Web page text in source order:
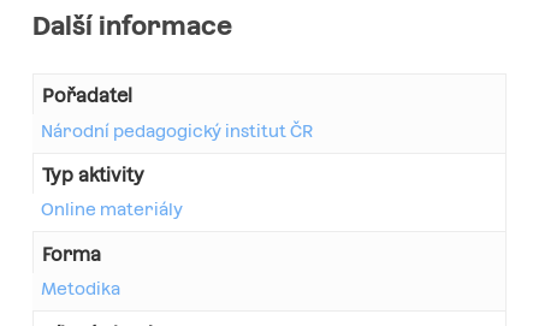
Další informace
Pořadatel
Národní pedagogický institut ČR
Typ aktivity
Online materiály
Forma
Metodika